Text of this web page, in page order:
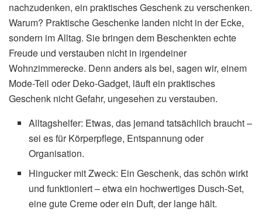
nachzudenken, ein praktisches Geschenk zu verschenken.
Warum? Praktische Geschenke landen nicht in der Ecke,
sondern im Alltag. Sie bringen dem Beschenkten echte
Freude und verstauben nicht in irgendeiner
Wohnzimmerecke. Denn anders als bei, sagen wir, einem
Mode-Teil oder Deko-Gadget, läuft ein praktisches
Geschenk nicht Gefahr, ungesehen zu verstauben.
Alltagshelfer: Etwas, das jemand tatsächlich braucht –
sei es für Körperpflege, Entspannung oder
Organisation.
Hingucker mit Zweck: Ein Geschenk, das schön wirkt
und funktioniert – etwa ein hochwertiges Dusch-Set,
eine gute Creme oder ein Duft, der lange hält.